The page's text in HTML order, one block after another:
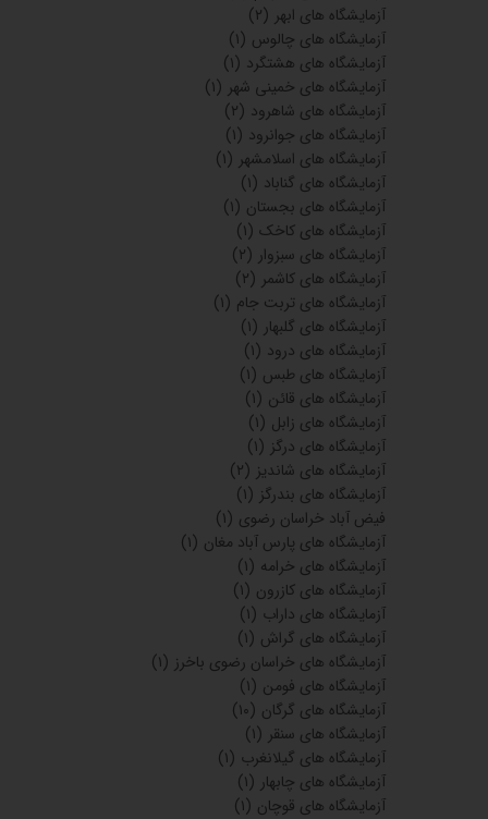
آزمایشگاه های ابهر (۲)
آزمایشگاه های چالوس (۱)
آزمایشگاه های هشتگرد (۱)
آزمایشگاه های خمینی شهر (۱)
آزمایشگاه های شاهرود (۲)
آزمایشگاه های جوانرود (۱)
آزمایشگاه های اسلامشهر (۱)
آزمایشگاه های گناباد (۱)
آزمایشگاه های بجستان (۱)
آزمایشگاه های کاخک (۱)
آزمایشگاه های سبزوار (۲)
آزمایشگاه های کاشمر (۲)
آزمایشگاه های تربت جام (۱)
آزمایشگاه های گلبهار (۱)
آزمایشگاه های درود (۱)
آزمایشگاه های طبس (۱)
آزمایشگاه های قائن (۱)
آزمایشگاه های زابل (۱)
آزمایشگاه های درگز (۱)
آزمایشگاه های شاندیز (۲)
آزمایشگاه های بندرگز (۱)
فیض آباد خراسان رضوی (۱)
آزمایشگاه های پارس آباد مغان (۱)
آزمایشگاه های خرامه (۱)
آزمایشگاه های کازرون (۱)
آزمایشگاه های داراب (۱)
آزمایشگاه های گراش (۱)
آزمایشگاه های خراسان رضوی باخرز (۱)
آزمایشگاه های فومن (۱)
آزمایشگاه های گرگان (۱۰)
آزمایشگاه های سنقر (۱)
آزمایشگاه های گیلانغرب (۱)
آزمایشگاه های چابهار (۱)
آزمایشگاه های قوچان (۱)